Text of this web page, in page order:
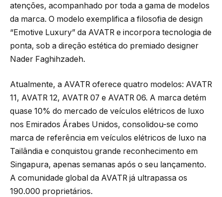
atenções, acompanhado por toda a gama de modelos
da marca. O modelo exemplifica a filosofia de design
“Emotive Luxury” da AVATR e incorpora tecnologia de
ponta, sob a direção estética do premiado designer
Nader Faghihzadeh.
Atualmente, a AVATR oferece quatro modelos: AVATR
11, AVATR 12, AVATR 07 e AVATR 06. A marca detém
quase 10% do mercado de veículos elétricos de luxo
nos Emirados Árabes Unidos, consolidou-se como
marca de referência em veículos elétricos de luxo na
Tailândia e conquistou grande reconhecimento em
Singapura, apenas semanas após o seu lançamento.
A comunidade global da AVATR já ultrapassa os
190.000 proprietários.